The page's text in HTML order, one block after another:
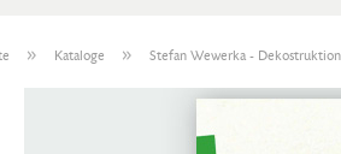
» Kataloge » Stefan Wewerka -